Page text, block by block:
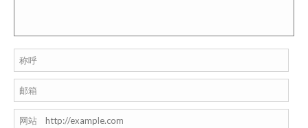
称呼
邮箱
网站